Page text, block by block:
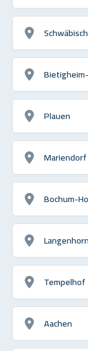
Plauen
Mariendorf
Bochum-
Langenhorn
Tempelhof
Aachen